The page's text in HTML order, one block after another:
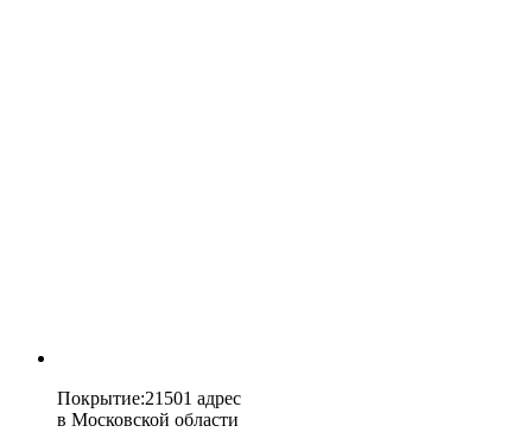
Покрытие:21501 адрес
в Московской области